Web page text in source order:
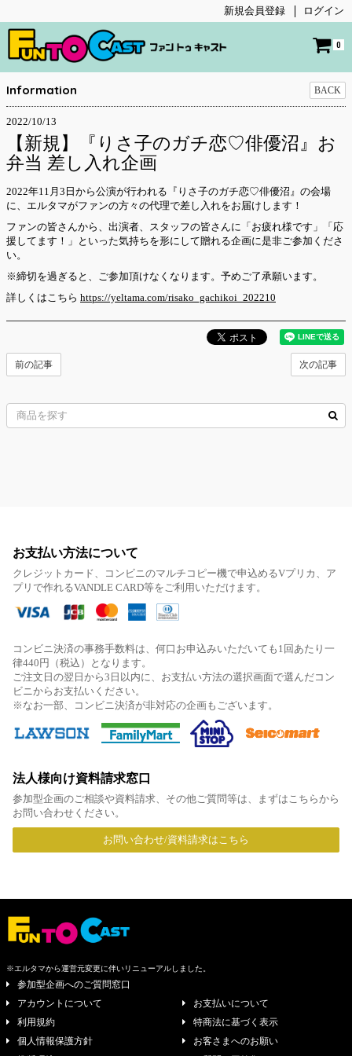
新規会員登録 ログイン
0
Information BACK
2022/10/13
【新規】『りさ子のガチ恋♡俳優沼』お
弁当 差し入れ企画
2022年11月3日から公演が行われる『りさ子のガチ恋♡俳優沼』の会場
に、エルタマがファンの方々の代理で差し入れをお届けします！
ファンの皆さんから、出演者、スタッフの皆さんに「お疲れ様です」「応
援してます！」といった気持ちを形にして贈れる企画に是非ご参加くださ
い。
※締切を過ぎると、ご参加頂けなくなります。予めご了承願います。
詳しくはこちら https://yeltama.com/risako_gachikoi_202210
次の記事
前の記事
お支払い方法について
クレジットカード、コンビニのマルチコピー機で申込めるVプリカ、ア
プリで作れるVANDLE CARD等をご利用いただけます。
コンビニ決済の事務手数料は、何口お申込みいただいても1回あたり一
律440円（税込）となります。
ご注文日の翌日から3日以内に、お支払い方法の選択画面で選んだコン
ビニからお支払いください。
※なお一部、コンビニ決済が非対応の企画もございます。
法人様向け資料請求窓口
参加型企画のご相談や資料請求、その他ご質問等は、まずはこちらから
お問い合わせください。
お問い合わせ/資料請求はこちら
※エルタマから運営元変更に伴いリニューアルしました。
参加型企画へのご質問窓口
アカウントについて
お支払いについて
利用規約
特商法に基づく表示
個人情報保護方針
お客さまへのお願い